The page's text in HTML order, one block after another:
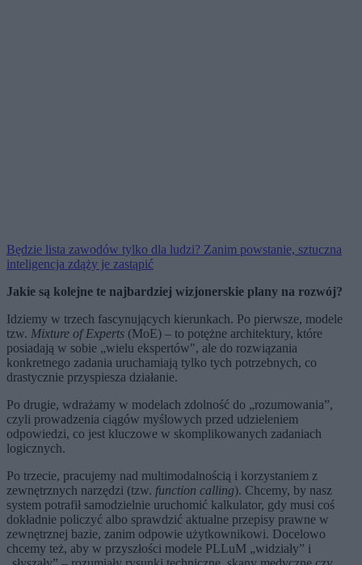
Będzie lista zawodów tylko dla ludzi? Zanim powstanie, sztuczna
inteligencja zdąży je zastąpić
Jakie są kolejne te najbardziej wizjonerskie plany na rozwój?
Idziemy w trzech fascynujących kierunkach. Po pierwsze, modele
tzw. Mixture of Experts (MoE) – to potężne architektury, które
posiadają w sobie „wielu ekspertów", ale do rozwiązania
konkretnego zadania uruchamiają tylko tych potrzebnych, co
drastycznie przyspiesza działanie.
Po drugie, wdrażamy w modelach zdolność do „rozumowania”,
czyli prowadzenia ciągów myślowych przed udzieleniem
odpowiedzi, co jest kluczowe w skomplikowanych zadaniach
logicznych.
Po trzecie, pracujemy nad multimodalnością i korzystaniem z
zewnętrznych narzędzi (tzw. function calling). Chcemy, by nasz
system potrafił samodzielnie uruchomić kalkulator, gdy musi coś
dokładnie policzyć albo sprawdzić aktualne przepisy prawne w
zewnętrznej bazie, zanim odpowie użytkownikowi. Docelowo
chcemy też, aby w przyszłości modele PLLuM „widziały” i